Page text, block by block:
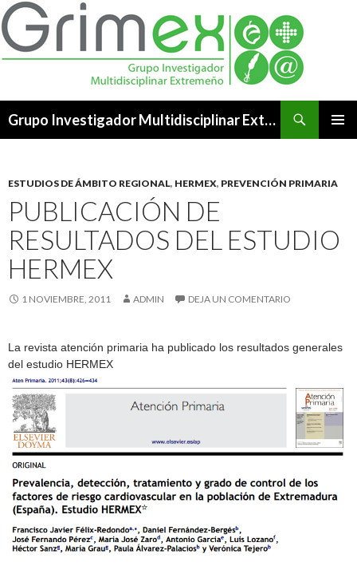
Grupo Investigador Multidisciplinar Extremeño
ESTUDIOS DE ÁMBITO REGIONAL, HERMEX, PREVENCIÓN PRIMARIA
PUBLICACIÓN DE
RESULTADOS DEL ESTUDIO
HERMEX
1 NOVIEMBRE, 2011 ADMIN DEJA UN COMENTARIO
La revista atención primaria ha publicado los resultados generales
del estudio HERMEX